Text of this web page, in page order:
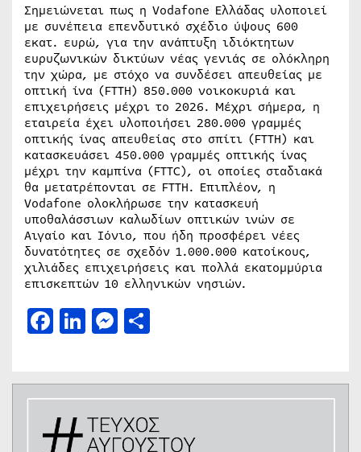
Σημειώνεται πως η Vodafone Ελλάδας υλοποιεί
με συνέπεια επενδυτικό σχέδιο ύψους 600
εκατ. ευρώ, για την ανάπτυξη ιδιόκτητων
ευρυζωνικών δικτύων νέας γενιάς σε ολόκληρη
την χώρα, με στόχο να συνδέσει απευθείας με
οπτική ίνα (FTTH) 850.000 νοικοκυριά και
επιχειρήσεις μέχρι το 2026. Μέχρι σήμερα, η
εταιρεία έχει υλοποιήσει 280.000 γραμμές
οπτικής ίνας απευθείας στο σπίτι (FTTH) και
κατασκευάσει 450.000 γραμμές οπτικής ίνας
μέχρι την καμπίνα (FTTC), οι οποίες σταδιακά
θα μετατρέπονται σε FTTH. Επιπλέον, η
Vodafone ολοκλήρωσε την κατασκευή
υποθαλάσσιων καλωδίων οπτικών ινών σε
Αιγαίο και Ιόνιο, που ήδη προσφέρει νέες
δυνατότητες σε σχεδόν 1.000.000 κατοίκους,
χιλιάδες επιχειρήσεις και πολλά εκατομμύρια
επισκεπτών 10 ελληνικών νησιών.
Facebook
LinkedIn
Messenger